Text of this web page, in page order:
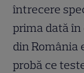
întrecere
prima dată
din România
probă ce